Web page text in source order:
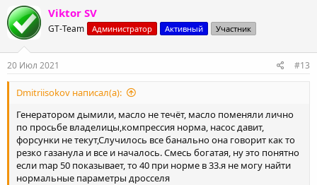
Viktor SV
GT-Team Администратор Активный Участник
20 Июл 2021 #13
Dmitriisokov написал(а):
Генератором дымили, масло не течёт, масло поменяли лично
по просьбе владелицы,компрессия норма, насос давит,
форсунки не текут,Случилось все банально она говорит как то
резко газанула и все и началось. Смесь богатая, ну это понятно
если map 50 показывает, то 40 при норме в 33.я не могу найти
нормальные параметры дросселя